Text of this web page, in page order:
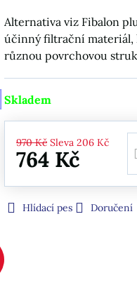
Alternativa viz Fibalon
účinný filtrační materiál,
různou povrchovou
Skladem
970 Kč Sleva 206 Kč
764 Kč
Hlídací pes Doručení